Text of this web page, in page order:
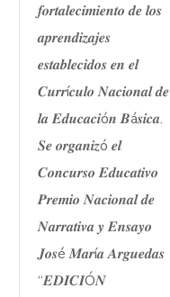
𝒇𝒐𝒓𝒕𝒂𝒍𝒆𝒄𝒊𝒎𝒊𝒆𝒏𝒕𝒐 𝒅𝒆 𝒍𝒐𝒔
𝒂𝒑𝒓𝒆𝒏𝒅𝒊𝒛𝒂𝒋𝒆𝒔
𝒆𝒔𝒕𝒂𝒃𝒍𝒆𝒄𝒊𝒅𝒐𝒔 𝒆𝒏 𝒆𝒍
𝑪𝒖𝒓𝒓í𝒄𝒖𝒍𝒐 𝑵𝒂𝒄𝒊𝒐𝒏𝒂𝒍 𝒅𝒆
𝒍𝒂 𝑬𝒅𝒖𝒄𝒂𝒄𝒊ó𝒏 𝑩á𝒔𝒊𝒄𝒂.
𝑺𝒆 𝒐𝒓𝒈𝒂𝒏𝒊𝒛ó 𝒆𝒍
𝑪𝒐𝒏𝒄𝒖𝒓𝒔𝒐 𝑬𝒅𝒖𝒄𝒂𝒕𝒊𝒗𝒐
𝑷𝒓𝒆𝒎𝒊𝒐 𝑵𝒂𝒄𝒊𝒐𝒏𝒂𝒍 𝒅𝒆
𝑵𝒂𝒓𝒓𝒂𝒕𝒊𝒗𝒂 𝒚 𝑬𝒏𝒔𝒂𝒚𝒐
𝑱𝒐𝒔é 𝑴𝒂𝒓í𝒂 𝑨𝒓𝒈𝒖𝒆𝒅𝒂𝒔
“𝑬𝑫𝑰𝑪𝑰Ó𝑵